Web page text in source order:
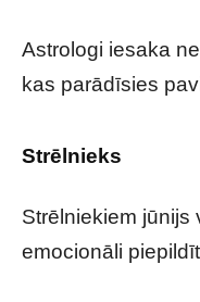
Astrologi iesaka
kas parādīsies
Strēlnieks
Strēlniekiem jūnijs
emocionāli